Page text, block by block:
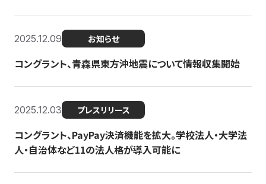
2025.12.09 お知らせ
コングラント、青森県東方沖地震について情報収集開始
2025.12.03 プレスリリース
コングラント、PayPay決済機能を拡大。学校法人・大学法
人・自治体など11の法人格が導入可能に